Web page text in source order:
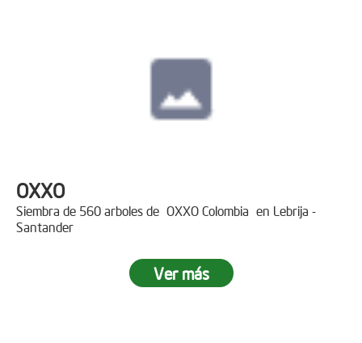
OXXO
Siembra de 560 arboles de OXXO Colombia en Lebrija -
Santander
Ver más